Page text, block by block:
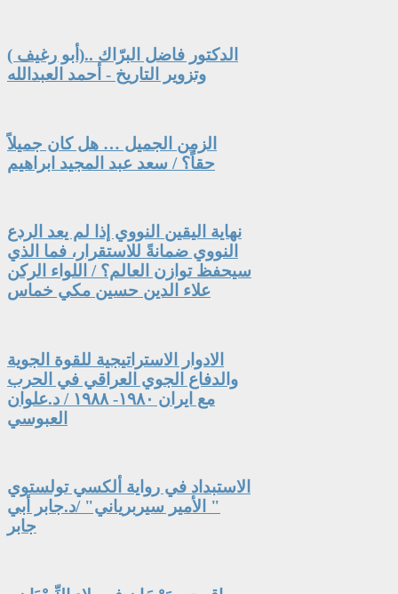
الدكتور فاضل البرّاك ..(أبو رغيف )
وتزوير التاريخ - أحمد العبدالله
الزمن الجميل … هل كان جميلاً
حقاً؟ / سعد عبد المجيد ابراهيم
نهاية اليقين النووي إذا لم يعد الردع
النووي ضمانةً للاستقرار، فما الذي
سيحفظ توازن العالم؟ / اللواء الركن
علاء الدين حسين مكي خماس
الادوار الاستراتيجية للقوة الجوية
والدفاع الجوي العراقي في الحرب
مع ايران ١٩٨٠- ١٩٨٨ / د.علوان
العبوسي
الاستبداد في رواية ألكسي تولستوي
" الأمير سيربرياني" /د.جابر أبي
جابر